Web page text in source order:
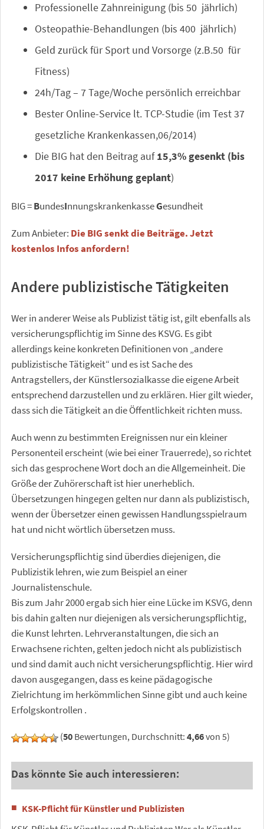
Professionelle Zahnreinigung (bis 50  jährlich)
Osteopathie-Behandlungen (bis 400  jährlich)
Geld zurück für Sport und Vorsorge (z.B.50  für
Fitness)
24h/Tag – 7 Tage/Woche persönlich erreichbar
Bester Online-Service lt. TCP-Studie (im Test 37
gesetzliche Krankenkassen,06/2014)
Die BIG hat den Beitrag auf15,3% gesenkt (bis
2017 keine Erhöhung geplant)
BIG =BundesInnungskrankenkasseGesundheit
Zum Anbieter: Die BIG senkt die Beiträge. Jetzt
kostenlos Infos anfordern!
Andere publizistische Tätigkeiten
Wer in anderer Weise als Publizist tätig ist, gilt ebenfalls als
versicherungspflichtig im Sinne des KSVG. Es gibt
allerdings keine konkreten Definitionen von „andere
publizistische Tätigkeit“ und es ist Sache des
Antragstellers, der Künstlersozialkasse die eigene Arbeit
entsprechend darzustellen und zu erklären. Hier gilt wieder,
dass sich die Tätigkeit an die Öffentlichkeit richten muss.
Auch wenn zu bestimmten Ereignissen nur ein kleiner
Personenteil erscheint (wie bei einer Trauerrede), so richtet
sich das gesprochene Wort doch an die Allgemeinheit. Die
Größe der Zuhörerschaft ist hier unerheblich.
Übersetzungen hingegen gelten nur dann als publizistisch,
wenn der Übersetzer einen gewissen Handlungsspielraum
hat und nicht wörtlich übersetzen muss.
Versicherungspflichtig sind überdies diejenigen, die
Publizistik lehren, wie zum Beispiel an einer
Journalistenschule.
Bis zum Jahr 2000 ergab sich hier eine Lücke im KSVG, denn
bis dahin galten nur diejenigen als versicherungspflichtig,
die Kunst lehrten. Lehrveranstaltungen, die sich an
Erwachsene richten, gelten jedoch nicht als publizistisch
und sind damit auch nicht versicherungspflichtig. Hier wird
davon ausgegangen, dass es keine pädagogische
Zielrichtung im herkömmlichen Sinne gibt und auch keine
Erfolgskontrollen .
(50 Bewertungen, Durchschnitt: 4,66von 5)
Das könnte Sie auch interessieren:
KSK-Pflicht für Künstler und Publizisten